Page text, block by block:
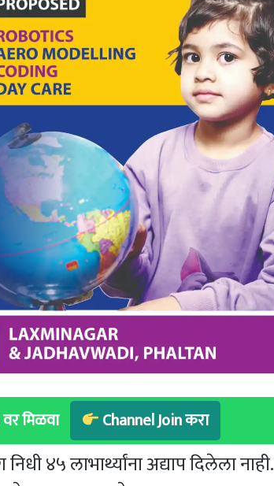
वर मिळवा Channel Join करा
४५ लाभार्थ्यांना अद्याप दिलेला नाही.